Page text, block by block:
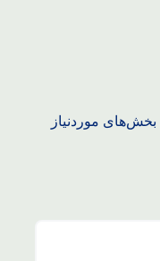
بخش‌های موردنیاز